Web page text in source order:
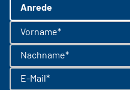
Anrede
Vorname*
Nachname*
E-Mail*